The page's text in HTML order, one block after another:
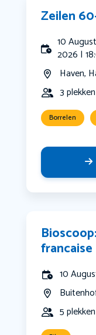
Zeilen
10
2026 |
Haven,
3
Borrelen
francaise
10
5